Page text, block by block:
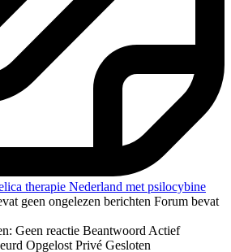
therapie Nederland met psilocybine
geen ongelezen berichten Forum bevat
Geen reactie Beantwoord Actief
Opgelost Privé Gesloten